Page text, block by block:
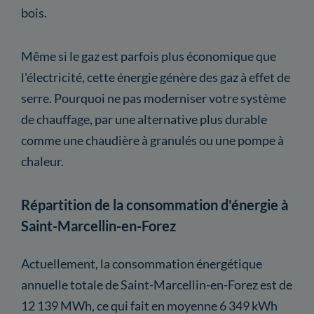
bois.
Même si le gaz est parfois plus économique que
l'électricité, cette énergie génère des gaz à effet de
serre. Pourquoi ne pas moderniser votre système
de chauffage, par une alternative plus durable
comme une chaudière à granulés ou une pompe à
chaleur.
Répartition de la consommation d'énergie à
Saint-Marcellin-en-Forez
Actuellement, la consommation énergétique
annuelle totale de Saint-Marcellin-en-Forez est de
12 139 MWh, ce qui fait en moyenne 6 349 kWh